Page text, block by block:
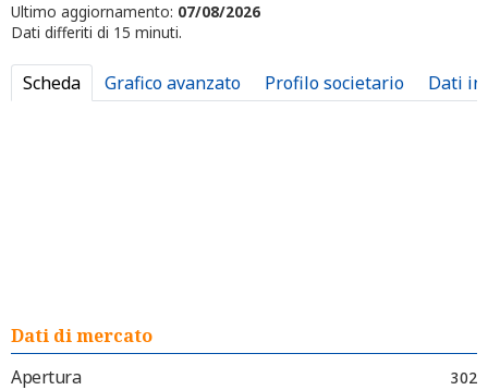
Ultimo aggiornamento: 07/08/2026
Dati differiti di 15 minuti.
Scheda Grafico avanzato Profilo societario Dati
Dati di mercato
Apertura
302